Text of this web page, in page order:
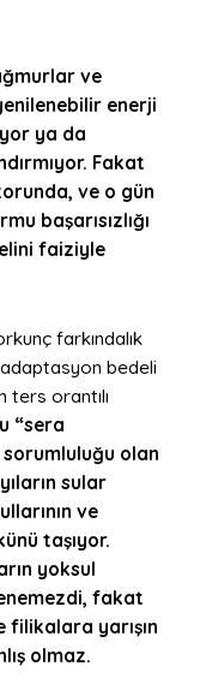
ve
enerji
ya da
Fakat
ve o gün
başarısızlığı
faiziyle
farkındalık
bedeli
ters orantılı
“sera
sorumluluğu olan
sular
ve
taşıyor.
yoksul
fakat
filikalara yarışın
olmaz.